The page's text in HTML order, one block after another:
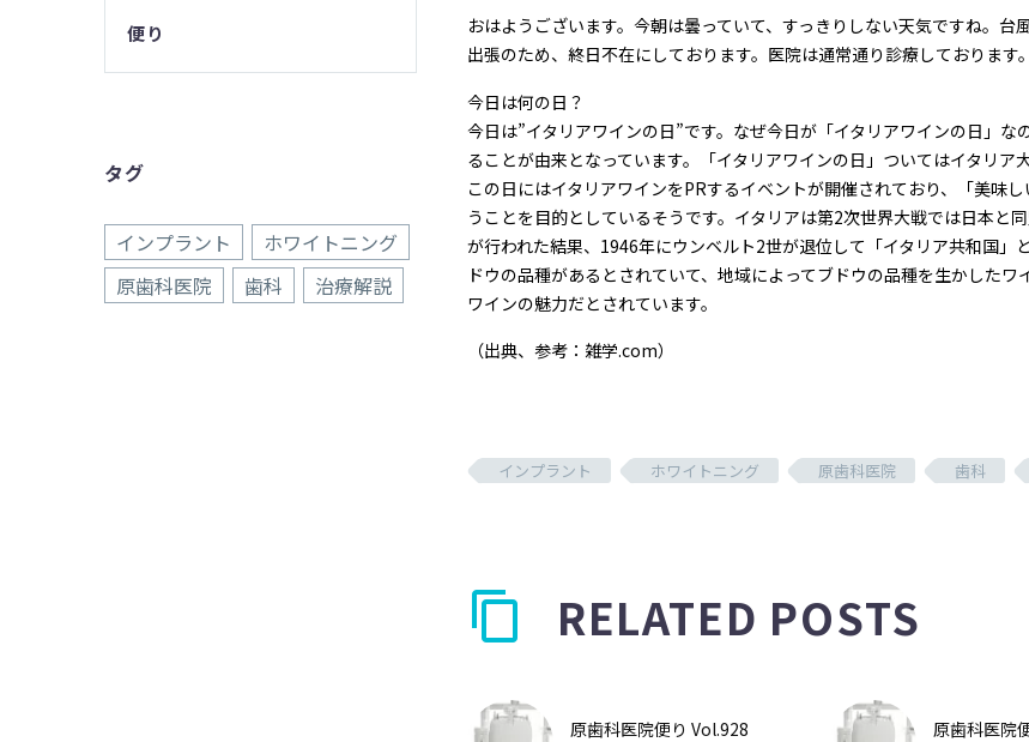
おはようございます。今朝は曇っていて、すっきりしない天気ですね。
出張のため、終日不在にしております。医院は通常通り診療しております。
今日は何の日？
今日は”イタリアワインの日”です。なぜ今日が「イタリアワインの日」
ることが由来となっています。「イタリアワインの日」ついてはイタリア
この日にはイタリアワインをPRするイベントが開催されており、「美味
うことを目的としているそうです。イタリアは第2次世界大戦では日本と
が行われた結果、1946年にウンベルト2世が退位して「イタリア共和国
ドウの品種があるとされていて、地域によってブドウの品種を生かした
ワインの魅力だとされています。
（出典、参考：雑学.com）
インプラント ホワイトニング 原歯科医院 歯科
RELATED POSTS
原歯科医院便り Vol.928 原歯科医院
便り
タグ
インプラント
ホワイトニング
原歯科医院
歯科 治療解説